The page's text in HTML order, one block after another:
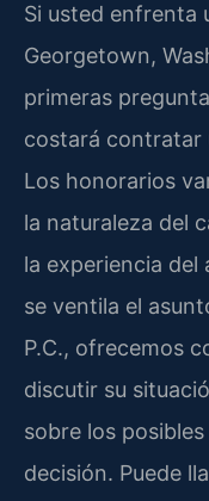
Si usted enfrenta
Georgetown,
primeras
costará contratar
Los honorarios
la naturaleza del
la experiencia
se ventila el
P.C., ofrecemos
discutir su
sobre los
decisión. Puede